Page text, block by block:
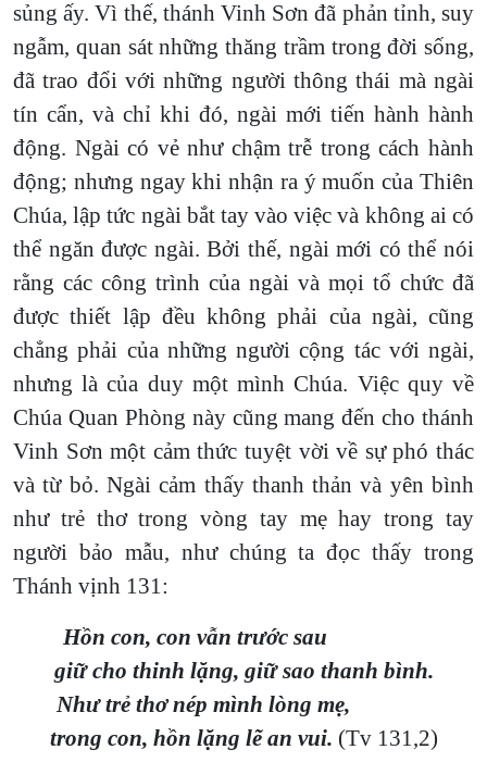
sủng ấy. Vì thế, thánh Vinh Sơn đã phản tỉnh, suy
ngẫm, quan sát những thăng trầm trong đời sống,
đã trao đổi với những người thông thái mà ngài
tín cẩn, và chỉ khi đó, ngài mới tiến hành hành
động. Ngài có vẻ như chậm trễ trong cách hành
động; nhưng ngay khi nhận ra ý muốn của Thiên
Chúa, lập tức ngài bắt tay vào việc và không ai có
thể ngăn được ngài. Bởi thế, ngài mới có thể nói
rằng các công trình của ngài và mọi tổ chức đã
được thiết lập đều không phải của ngài, cũng
chẳng phải của những người cộng tác với ngài,
nhưng là của duy một mình Chúa. Việc quy về
Chúa Quan Phòng này cũng mang đến cho thánh
Vinh Sơn một cảm thức tuyệt vời về sự phó thác
và từ bỏ. Ngài cảm thấy thanh thản và yên bình
như trẻ thơ trong vòng tay mẹ hay trong tay
người bảo mẫu, như chúng ta đọc thấy trong
Thánh vịnh 131:
Hồn con, con vẫn trước sau
giữ cho thinh lặng, giữ sao thanh bình.
Như trẻ thơ nép mình lòng mẹ,
trong con, hồn lặng lẽ an vui. (Tv 131,2)